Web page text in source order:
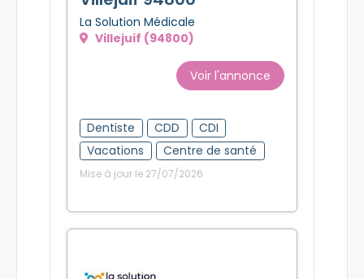
La Solution Médicale
Villejuif (94800)
Voir l'annonce
Dentiste CDD
CDI
Vacations
Centre de santé
Mise à jour le 27/07/2026